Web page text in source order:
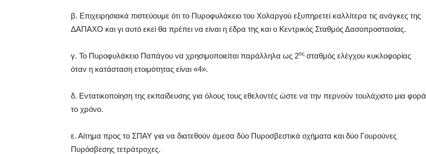
β. Επιχειρησιακά πιστεύουμε ότι το Πυροφυλάκειο του Χολαργού εξυπηρετεί καλλίτερα τις ανάγκες της
ΔΑΠΑΧΟ και γι αυτό εκεί θα πρέπει να είναι η έδρα της και ο Κεντρικός Σταθμός Δασοπροστασίας.
γ. Το Πυροφυλάκειο Παπάγου να χρησιμοποιείται παράλληλα ως 2ος σταθμός ελέγχου κυκλοφορίας
όταν η κατάσταση ετοιμότητας είναι «4».
δ. Εντατικοποίηση της εκπαίδευσης για όλους τους εθελοντές ώστε να την περνούν τουλάχιστο μια φορά
το χρόνο.
ε. Αίτημα προς το ΣΠΑΥ για να διατεθούν άμεσα δύο Πυροσβεστικά οχήματα και δύο Γουρούνες
Πυρόσβεσης τετράτροχες.